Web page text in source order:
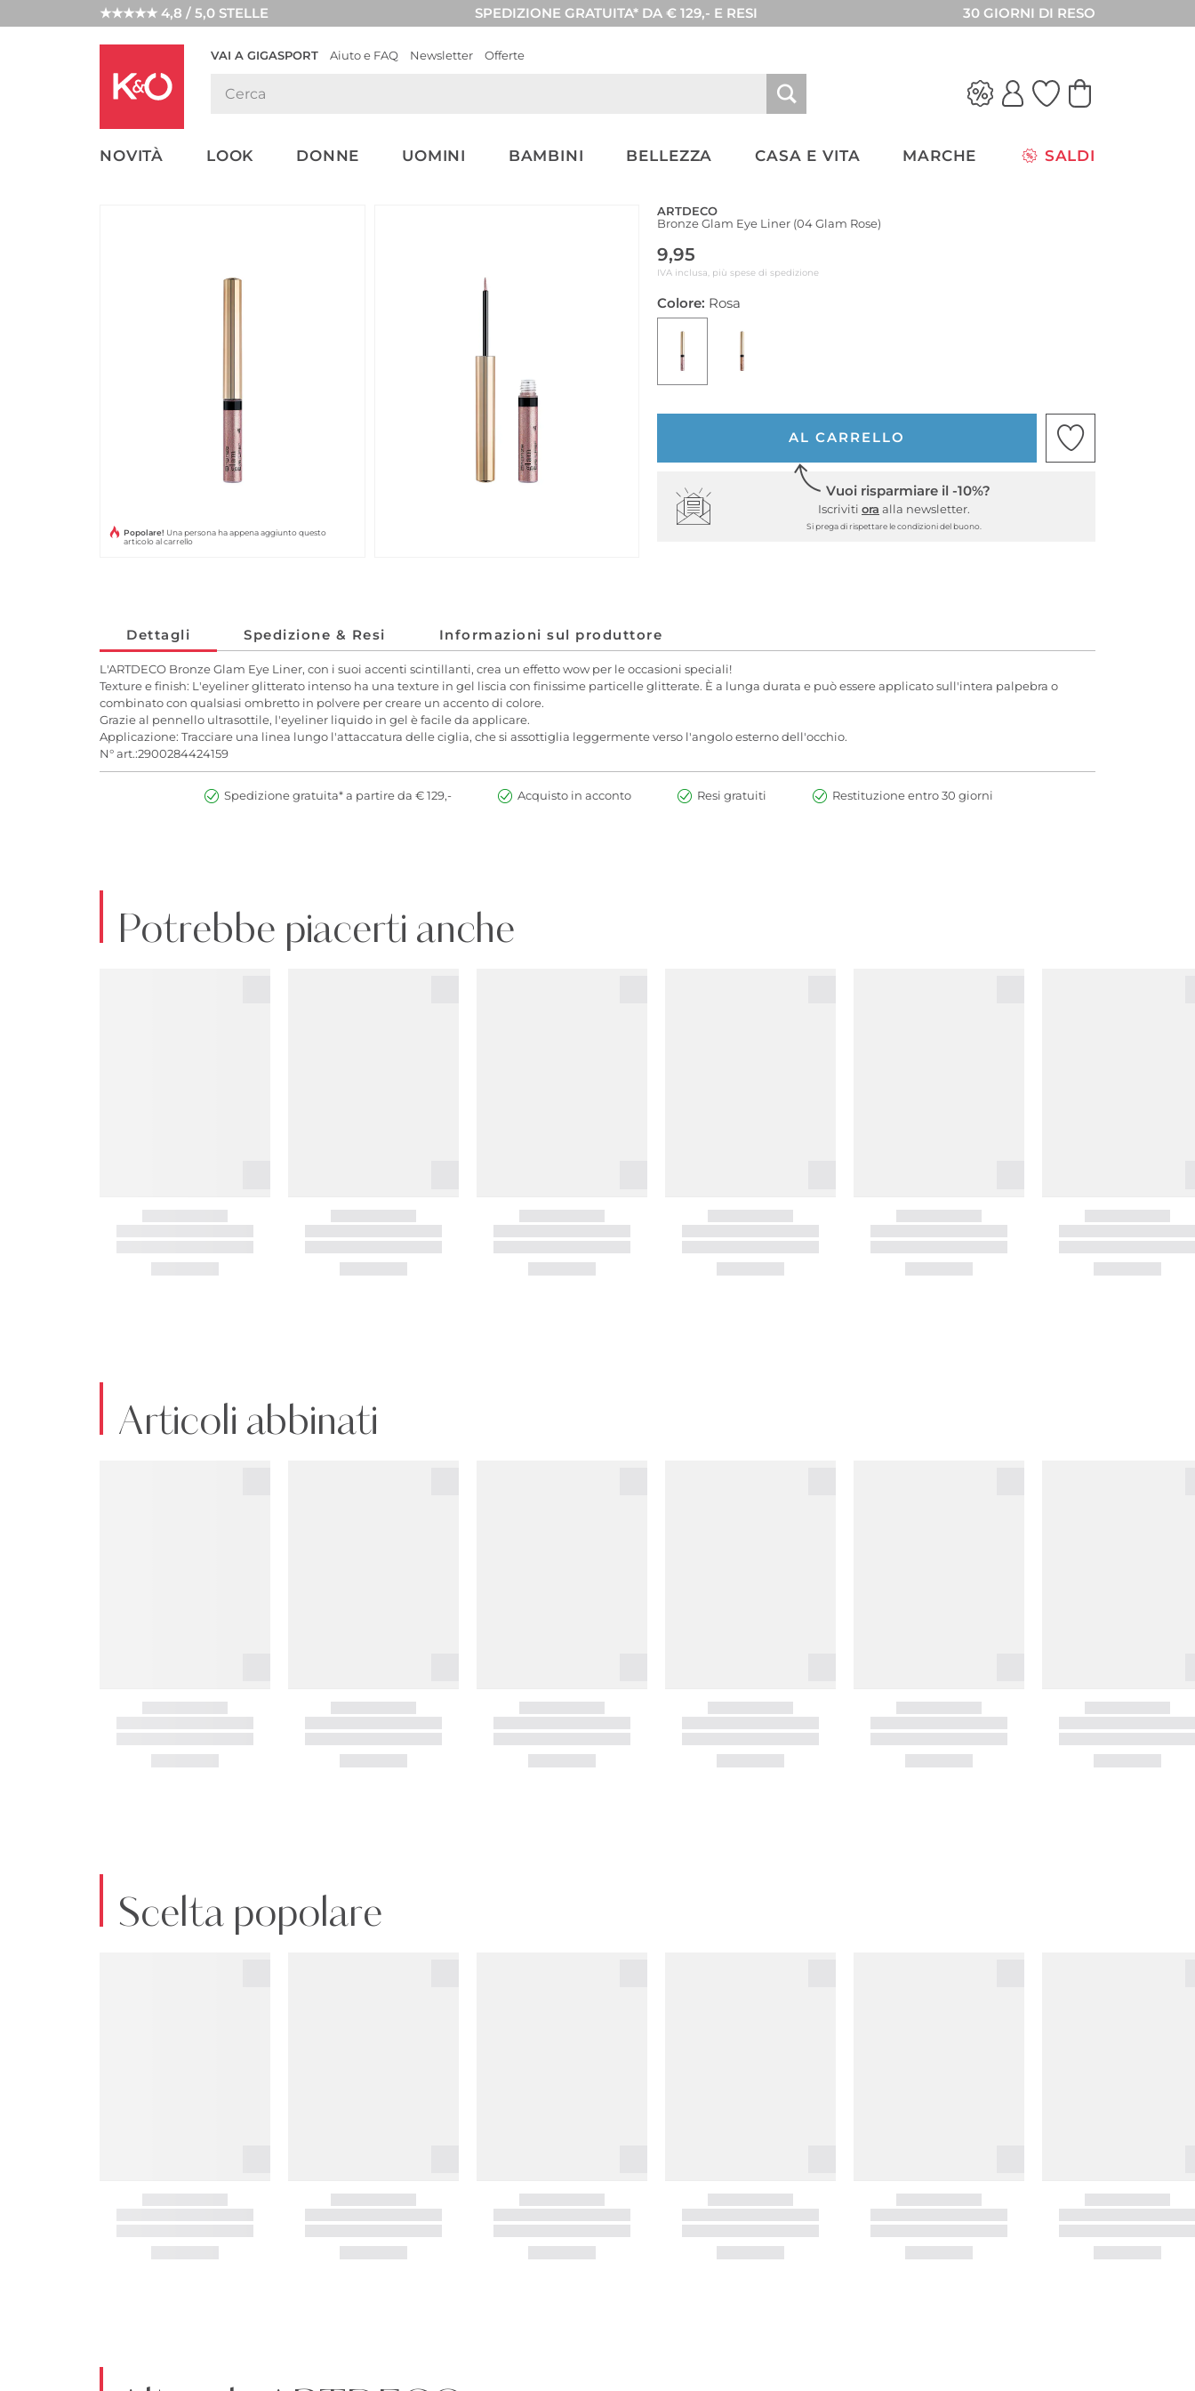
★★★★★ 4,8 / 5,0 STELLE SPEDIZIONE GRATUITA* DA € 129,- E RESI 30 GIORNI DI RESO
VAI A GIGASPORT Aiuto e FAQ Newsletter Offerte
NOVITÀ LOOK DONNE UOMINI BAMBINI BELLEZZA CASA E VITA MARCHE SALDI
LOOK
WEDDING
Popolare! Una persona ha appena aggiunto questo
articolo al carrello
ARTDECO
Bronze Glam Eye Liner (04 Glam Rose)
9,95
IVA inclusa, più spese di spedizione
Colore: Rosa
AL CARRELLO
Vuoi risparmiare il -10%?
Iscriviti ora alla newsletter.
Si prega di rispettare le condizioni del buono.
Dettagli Spedizione & Resi Informazioni sul produttore
L'ARTDECO Bronze Glam Eye Liner, con i suoi accenti scintillanti, crea un effetto wow per le occasioni speciali!
Texture e finish: L'eyeliner glitterato intenso ha una texture in gel liscia con finissime particelle glitterate. È a lunga durata e può essere applicato sull'intera palpebra o
combinato con qualsiasi ombretto in polvere per creare un accento di colore.
Grazie al pennello ultrasottile, l'eyeliner liquido in gel è facile da applicare.
Applicazione: Tracciare una linea lungo l'attaccatura delle ciglia, che si assottiglia leggermente verso l'angolo esterno dell'occhio.
N° art.:2900284424159
Spedizione gratuita* a partire da € 129,- Acquisto in acconto Resi gratuiti Restituzione entro 30 giorni
Potrebbe piacerti anche
Articoli abbinati
Scelta popolare